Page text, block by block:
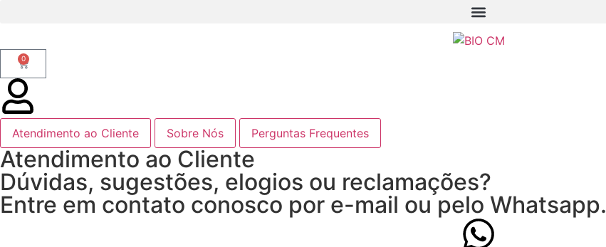
0
Atendimento ao Cliente Sobre Nós Perguntas Frequentes
Atendimento ao Cliente
Dúvidas, sugestões, elogios ou reclamações?
Entre em contato conosco por e-mail ou pelo Whatsapp.